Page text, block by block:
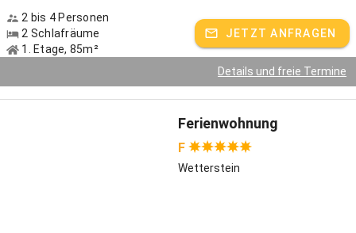
Radwegenetz die reizvolle Seen- und Moorlandschaft und
erklimmen Sie mit unseren individuellen Tourenvorschlägen die
Berge.
Für Familien: Partnachklamm in Garmisch
2 bis 4 Personen
2 Schlafräume
1. Etage, 85m²
JETZT ANFRAGEN
Details und freie Termine
Ferienwohnung
F
Wetterstein